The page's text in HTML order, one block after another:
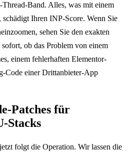
Band. Alles, was mit einem
Ihren INP-Score. Wenn Sie
sehen Sie den exakten
ob das Problem von einem
einem fehlerhaften Elementor-
Code einer Drittanbieter-App
Patches für
Stacks
folgt die Operation. Wir lassen die